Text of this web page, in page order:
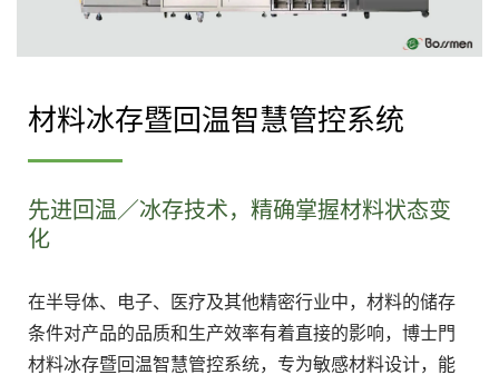
材料冰存暨回温智慧管控系统
先进回温／冰存技术，精确掌握材料状态变
化
在半导体、电子、医疗及其他精密行业中，材料的储存
条件对产品的品质和生产效率有着直接的影响，博士門
材料冰存暨回温智慧管控系统，专为敏感材料设计，能